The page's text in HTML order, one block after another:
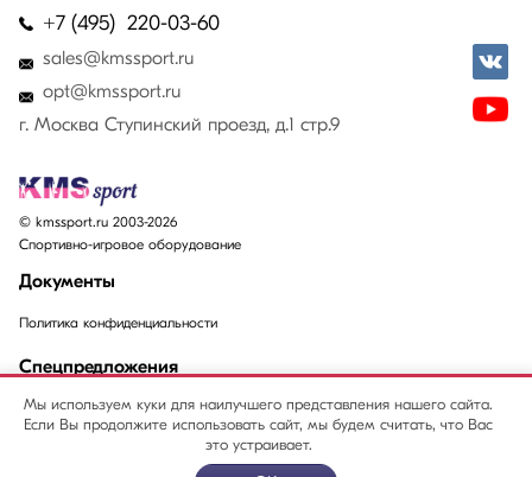
Мы используем куки для наилучшего представления нашего сайта.
Если Вы продолжите использовать сайт, мы будем считать, что Вас
это устраивает.
+7 (495) 220-03-60
sales@kmssport.ru
opt@kmssport.ru
г. Москва Ступинский проезд, д.1 стр.9
© kmssport.ru 2003-2026
Спортивно-игровое оборудование
Документы
Политика конфиденциальности
Спецпредложения
Акции